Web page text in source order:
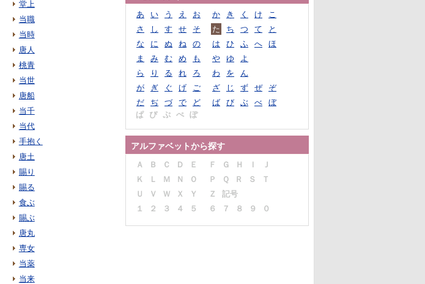
堂上
当職
当時
唐人
桃青
当世
唐船
当千
当代
手抱く
唐土
賜り
賜る
食ぶ
賜ぶ
唐丸
専女
当薬
当来
あ い う え お か き く け
こ
さ
し す せ そ た ち つ て
と
な
に ぬ ね の は ひ ふ へ
ほ
ま
み む め も や ゆ
よ
ら
り る れ ろ わ を
ん
が
ぎ ぐ げ ご ざ じ ず ぜ
ぞ
だ
ぢ づ で ど ば び ぶ べ
ぼ
ぱ
ぴ ぷ ぺ ぽ
アルファベットから探す
Ａ Ｂ Ｃ Ｄ Ｅ Ｆ Ｇ Ｈ Ｉ
Ｊ
Ｋ
Ｌ Ｍ Ｎ Ｏ Ｐ Ｑ Ｒ Ｓ
Ｔ
Ｕ
Ｖ Ｗ Ｘ Ｙ Ｚ
記号
１
２ ３ ４ ５ ６ ７ ８ ９ ０